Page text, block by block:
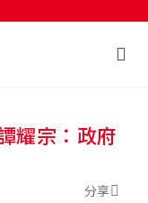
耀宗：政府
分享